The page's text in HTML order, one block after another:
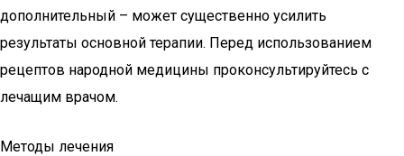
дополнительный – может существенно усилить
результаты основной терапии. Перед использованием
рецептов народной медицины проконсультируйтесь с
лечащим врачом.
Методы лечения